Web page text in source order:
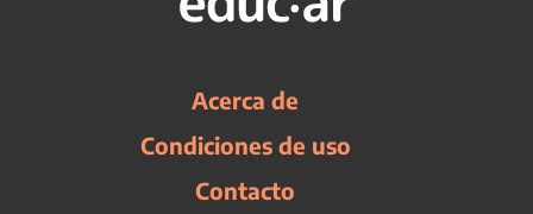
Acerca de
Condiciones de uso
Contacto